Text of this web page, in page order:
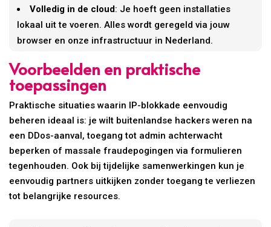
Volledig in de cloud: Je hoeft geen installaties
lokaal uit te voeren. Alles wordt geregeld via jouw
browser en onze infrastructuur in Nederland.
Voorbeelden en praktische
toepassingen
Praktische situaties waarin IP-blokkade eenvoudig
beheren ideaal is: je wilt buitenlandse hackers weren na
een DDos-aanval, toegang tot admin achterwacht
beperken of massale fraudepogingen via formulieren
tegenhouden. Ook bij tijdelijke samenwerkingen kun je
eenvoudig partners uitkijken zonder toegang te verliezen
tot belangrijke resources.